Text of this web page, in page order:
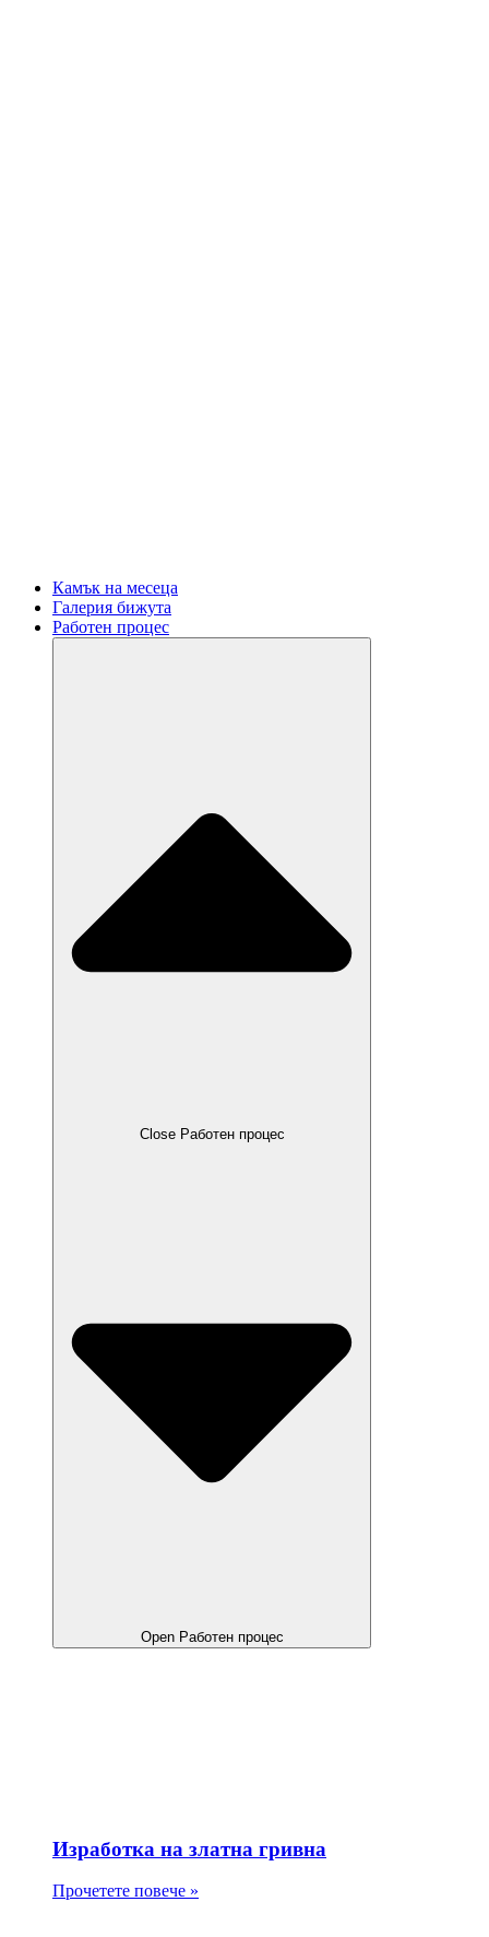
Камък на месеца
Галерия бижута
Работен процес
Close Работен процес
Open Работен процес
Изработка на златна гривна
Прочетете повече »